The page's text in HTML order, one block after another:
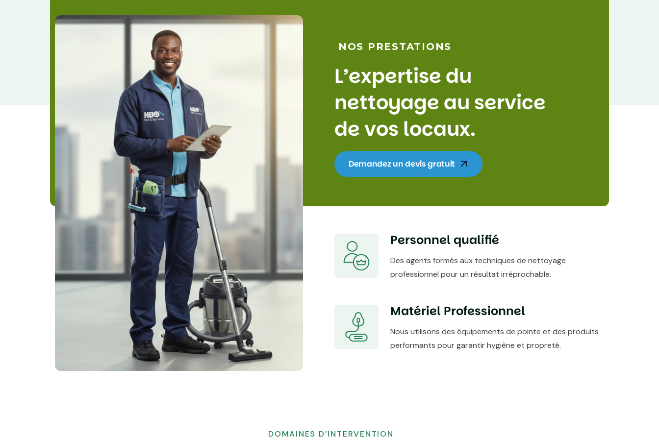
NOS PRESTATIONS
L’expertisedu
nettoyageau service
devos locaux.
Demandez un devis gratuit
Personnel qualifié
Des agents formés aux techniques de nettoyage
professionnel pour un résultat irréprochable.
Matériel Professionnel
Nous utilisons des équipements de pointe et des produits
performants pour garantir hygiène et propreté.
DOMAINES D’INTERVENTION